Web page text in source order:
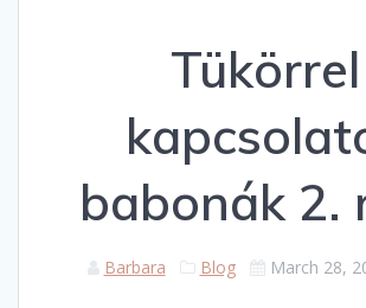
Tükörrel
babonák 2.
Barbara Blog March 28,